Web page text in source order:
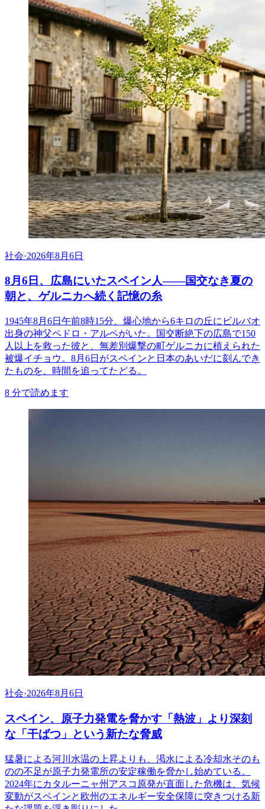
社会·2026年8月6日
8月6日、広島にいたスペイン人――国交なき夏の
朝と、ゲルニカへ続く記憶の糸
1945年8月6日午前8時15分、爆心地から6キロの丘にビルバオ
出身の神父ペドロ・アルペがいた。国交断絶下の広島で150
人以上を救った彼と、無差別爆撃の町ゲルニカに植えられた
被爆イチョウ。8月6日がスペインと日本のあいだに刻んでき
たものを、時間を追ってたどる。
8 分で読めます
社会·2026年8月6日
スペイン、原子力発電を脅かす「熱波」より深刻
な「干ばつ」という新たな脅威
猛暑による河川水温の上昇よりも、渇水による冷却水そのも
のの不足が原子力発電所の安定稼働を脅かし始めている。
2024年にカタルーニャ州アスコ原発が直面した危機は、気候
変動がスペインと欧州のエネルギー安全保障に突きつける新